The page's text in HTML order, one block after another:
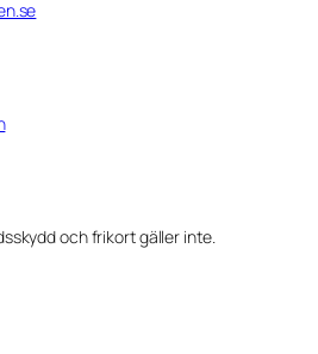
och frikort gäller inte.